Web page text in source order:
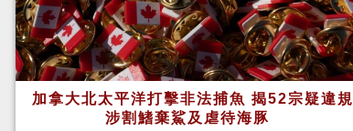
加拿大北太平洋打擊非法捕魚 揭52宗疑違規
涉割鰭棄鯊及虐待海豚